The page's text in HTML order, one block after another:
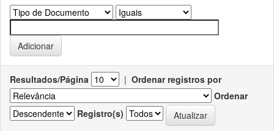
Resultados/Página | Ordenar registros por
Ordenar
Registro(s)